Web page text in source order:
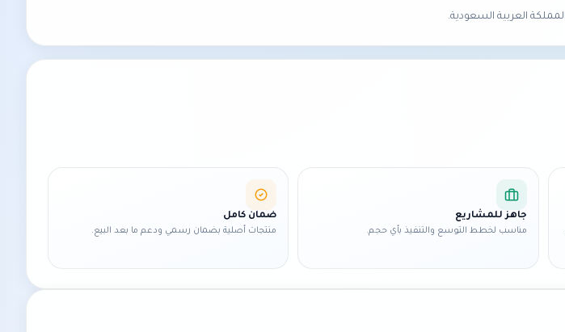
جاهز للمشاريع
مناسب لخطط التوسع والتنفيذ بأي حجم.
ضمان كامل
منتجات أصلية بضمان رسمي ودعم ما بعد البيع.